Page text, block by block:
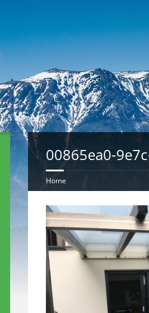
00865ea0-
Home